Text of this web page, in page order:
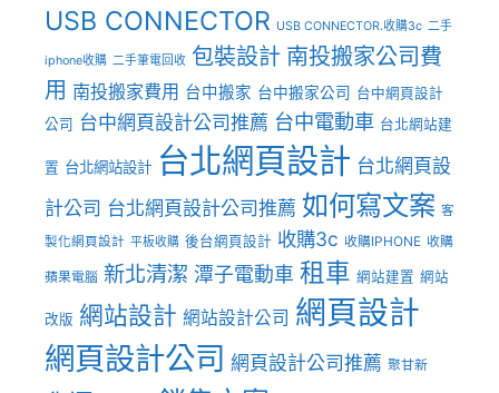
USB CONNECTOR USB CONNECTOR.收購3c 二手
iphone收購 二手筆電回收 包裝設計 南投搬家公司費
用 南投搬家費用 台中搬家 台中搬家公司 台中網頁設計
公司 台中網頁設計公司推薦 台中電動車 台北網站建
置 台北網站設計 台北網頁設計 台北網頁設
計公司 台北網頁設計公司推薦 如何寫文案 客
製化網頁設計 平板收購 後台網頁設計 收購3c 收購IPHONE 收購
蘋果電腦 新北清潔 潭子電動車 租車 網站建置 網站
改版 網站設計 網站設計公司 網頁設計
網頁設計公司 網頁設計公司推薦 聚甘新